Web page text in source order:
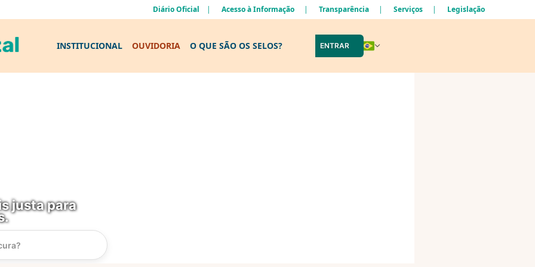
Diário Oficial Acesso à Informação Transparência Serviços
Legislação
INSTITUCIONAL OUVIDORIA O QUE SÃO OS SELOS? ENTRAR
justa para